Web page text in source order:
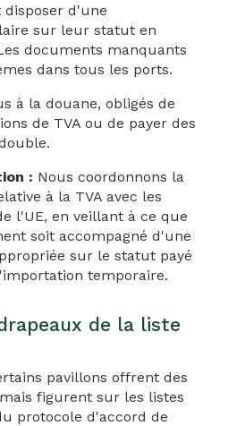
disposer d'une
sur leur statut en
documents manquants
dans tous les ports.
à la douane, obligés de
de TVA ou de payer des
: Nous coordonnons la
à la TVA avec les
l'UE, en veillant à ce que
soit accompagné d'une
sur le statut payé
temporaire.
de la liste
pavillons offrent des
figurent sur les listes
protocole d'accord de